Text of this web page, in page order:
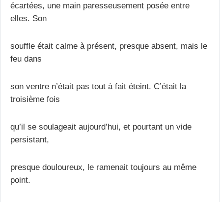
écartées, une main paresseusement posée entre
elles. Son
souffle était calme à présent, presque absent, mais le
feu dans
son ventre n’était pas tout à fait éteint. C’était la
troisième fois
qu’il se soulageait aujourd’hui, et pourtant un vide
persistant,
presque douloureux, le ramenait toujours au même
point.